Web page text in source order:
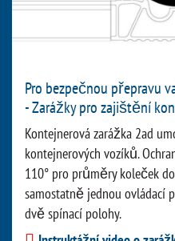
Pro bezpečnou přepravu
- Zarážky pro zajištění
Kontejnerová zarážka 2ad
kontejnerových vozíků.
110° pro průměry koleček
samostatně jednou ovládací
dvě spínací polohy.